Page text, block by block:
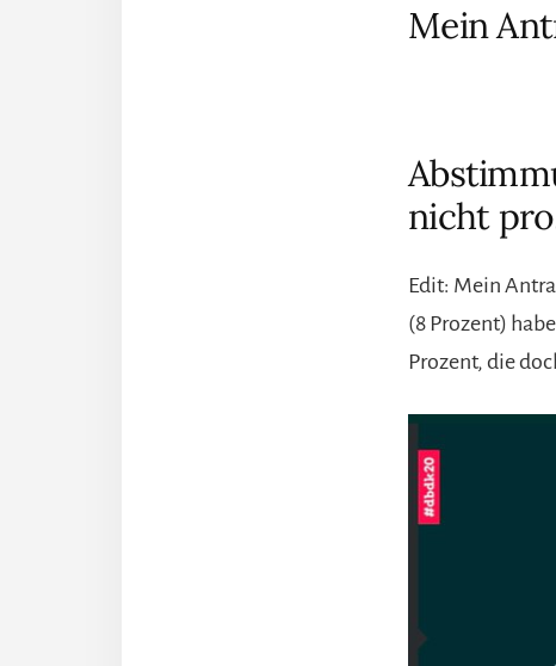
Mein
nicht
Edit: Mein
(8 Prozent)
Prozent, die